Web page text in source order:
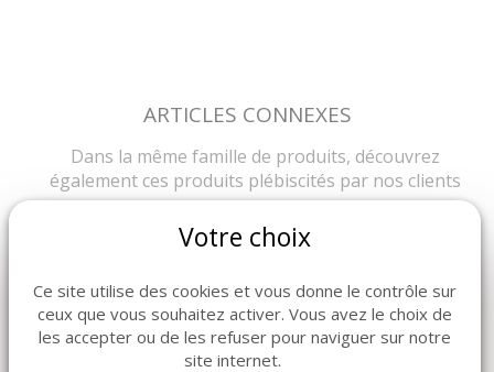
ARTICLES CONNEXES
Dans la même famille de produits, découvrez
également ces produits plébiscités par nos clients
Votre choix
Ce site utilise des cookies et vous donne le contrôle sur
ceux que vous souhaitez activer. Vous avez le choix de
les accepter ou de les refuser pour naviguer sur notre
site internet.